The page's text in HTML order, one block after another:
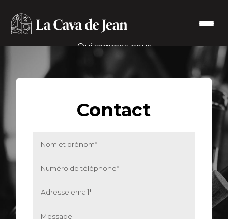
Qui sommes-nous
Contact